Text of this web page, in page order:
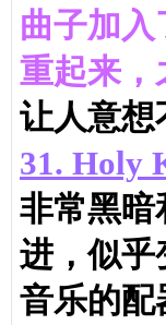
曲子加
重起来，
让人意想
31. Holy
非常黑暗
进，似乎
音乐的配